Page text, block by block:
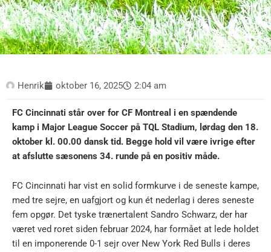
Henrik oktober 16, 2025 2:04 am
FC Cincinnati står over for CF Montreal i en spændende
kamp i Major League Soccer på TQL Stadium, lørdag den 18.
oktober kl. 00.00 dansk tid. Begge hold vil være ivrige efter
at afslutte sæsonens 34. runde på en positiv måde.
FC Cincinnati har vist en solid formkurve i de seneste kampe,
med tre sejre, en uafgjort og kun ét nederlag i deres seneste
fem opgør. Det tyske trænertalent Sandro Schwarz, der har
været ved roret siden februar 2024, har formået at lede holdet
til en imponerende 0-1 sejr over New York Red Bulls i deres